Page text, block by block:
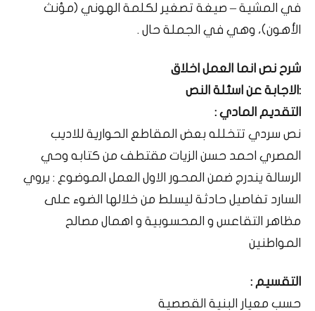
في المشية – صيغة تصغير لكلمة الهوني (مؤنث
الأهون)، وهي في الجملة حال .
شرح نص انما العمل اخلاق
:الاجابة عن اسئلة النص
التقديم المادي :
نص سردي تتخلله بعض المقاطع الحوارية للاديب
المصري احمد حسن الزيات مقتطف من كتابه وحي
الرسالة يندرج ضمن المحور الاول العمل الموضوع : يروي
السارد تفاصيل حادثة ليسلط من خلالها الضوء على
مظاهر التقاعس و المحسوبية و اهمال مصالح
المواطنين
التقسيم :
حسب معيار البنية القصصية